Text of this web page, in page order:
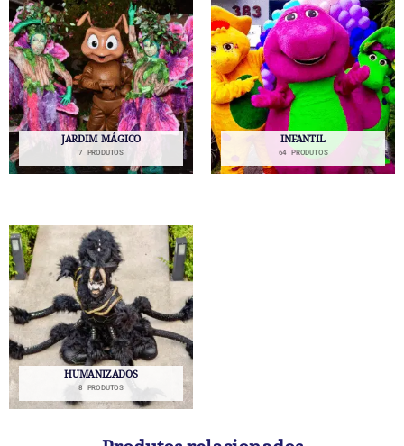
JARDIM MÁGICO
7 PRODUTOS
INFANTIL
64 PRODUTOS
HUMANIZADOS
8 PRODUTOS